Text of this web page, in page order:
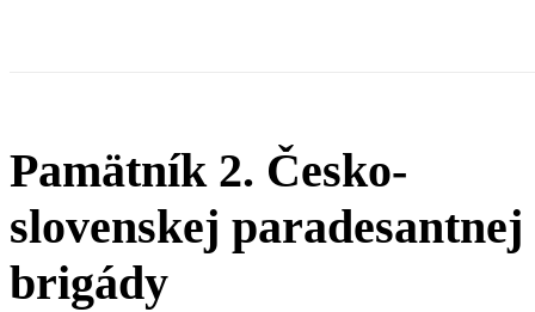
Pamätník 2. Česko-
slovenskej paradesantnej
brigády